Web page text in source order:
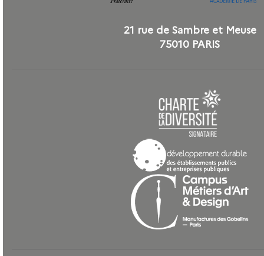
21 rue de Sambre et Meuse
75010 PARIS